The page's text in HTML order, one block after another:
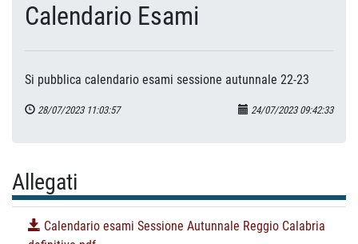
Calendario Esami
Si pubblica calendario esami sessione autunnale 22-23
28/07/2023 11:03:57 24/07/2023 09:42:33
Allegati
Calendario esami Sessione Autunnale Reggio Calabria